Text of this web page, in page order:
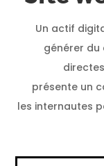
Un actif
générer du
présente un
les internautes